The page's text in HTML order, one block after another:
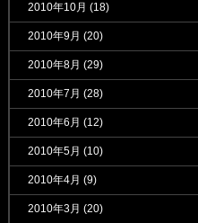
2010年10月 (18)
2010年9月 (20)
2010年8月 (29)
2010年7月 (28)
2010年6月 (12)
2010年5月 (10)
2010年4月 (9)
2010年3月 (20)